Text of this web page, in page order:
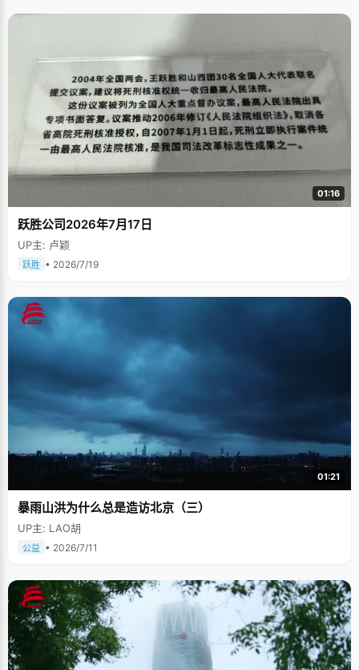
01:16
跃胜公司2026年7月17日
UP主: 卢颖
跃胜 • 2026/7/19
01:21
暴雨山洪为什么总是造访北京（三）
UP主: LAO胡
公益 • 2026/7/11